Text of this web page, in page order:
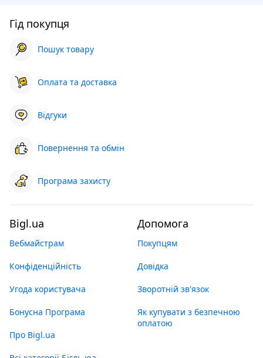
Гід покупця
Пошук товару
Оплата та доставка
Відгуки
Повернення та обмін
Програма захисту
Bigl.ua
Вебмайстрам
Конфіденційність
Угода користувача
Бонусна Програма
Про Bigl.ua
Допомога
Покупцям
Довідка
Зворотній зв'язок
Як купувати з безпечною
оплатою